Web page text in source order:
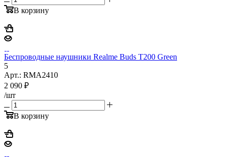
В корзину
Беспроводные наушники Realme Buds T200 Green
5
Арт.: RMA2410
2 090 ₽
/шт
В корзину